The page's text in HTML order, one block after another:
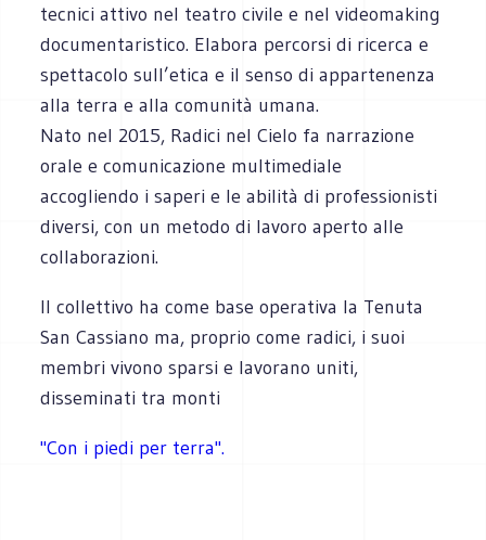
tecnici attivo nel teatro civile e nel videomaking
documentaristico. Elabora percorsi di ricerca e
spettacolo sull’etica e il senso di appartenenza
alla terra e alla comunità umana.
Nato nel 2015, Radici nel Cielo fa narrazione
orale e comunicazione multimediale
accogliendo i saperi e le abilità di professionisti
diversi, con un metodo di lavoro aperto alle
collaborazioni.
Il collettivo ha come base operativa la Tenuta
San Cassiano ma, proprio come radici, i suoi
membri vivono sparsi e lavorano uniti,
disseminati tra monti
"Con i piedi per terra".